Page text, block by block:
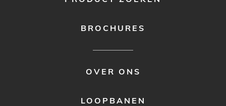
BROCHURES
OVER ONS
LOOPBANEN